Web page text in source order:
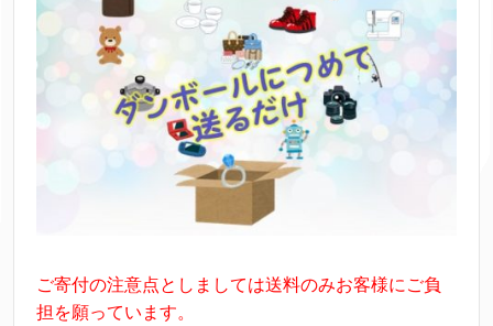
ご寄付の注意点としましては送料のみお客様にご負
担を願っています。